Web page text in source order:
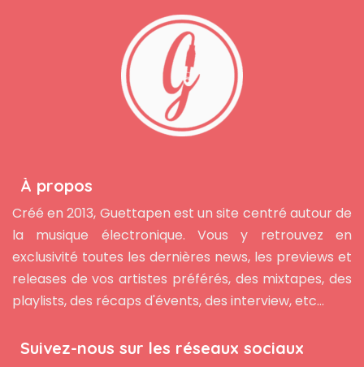
À propos
Créé en 2013, Guettapen est un site centré autour de
la musique électronique. Vous y retrouvez en
exclusivité toutes les dernières news, les previews et
releases de vos artistes préférés, des mixtapes, des
playlists, des récaps d'évents, des interview, etc...
Suivez-nous sur les réseaux sociaux